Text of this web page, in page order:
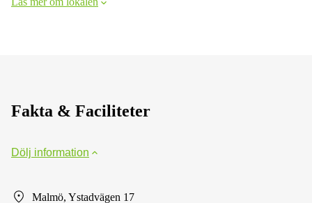
Fakta & Faciliteter
Dölj information
Malmö, Ystadvägen 17